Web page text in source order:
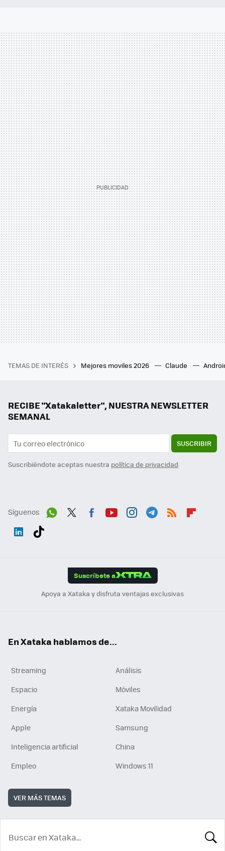
TEMAS DE INTERÉS Mejores moviles 2026 Claude
RECIBE "Xatakaletter", NUESTRA NEWSLETTER
SEMANAL
SUSCRIBIR
Suscribiéndote aceptas nuestra política de privacidad
Síguenos
Suscríbete a
Apoya a Xataka y disfruta ventajas exclusivas
En Xataka hablamos de...
Streaming
Análisis
Espacio
Móviles
Energía
Xataka Movilidad
Apple
Samsung
Inteligencia artificial
China
Empleo
Windows 11
VER MÁS TEMAS